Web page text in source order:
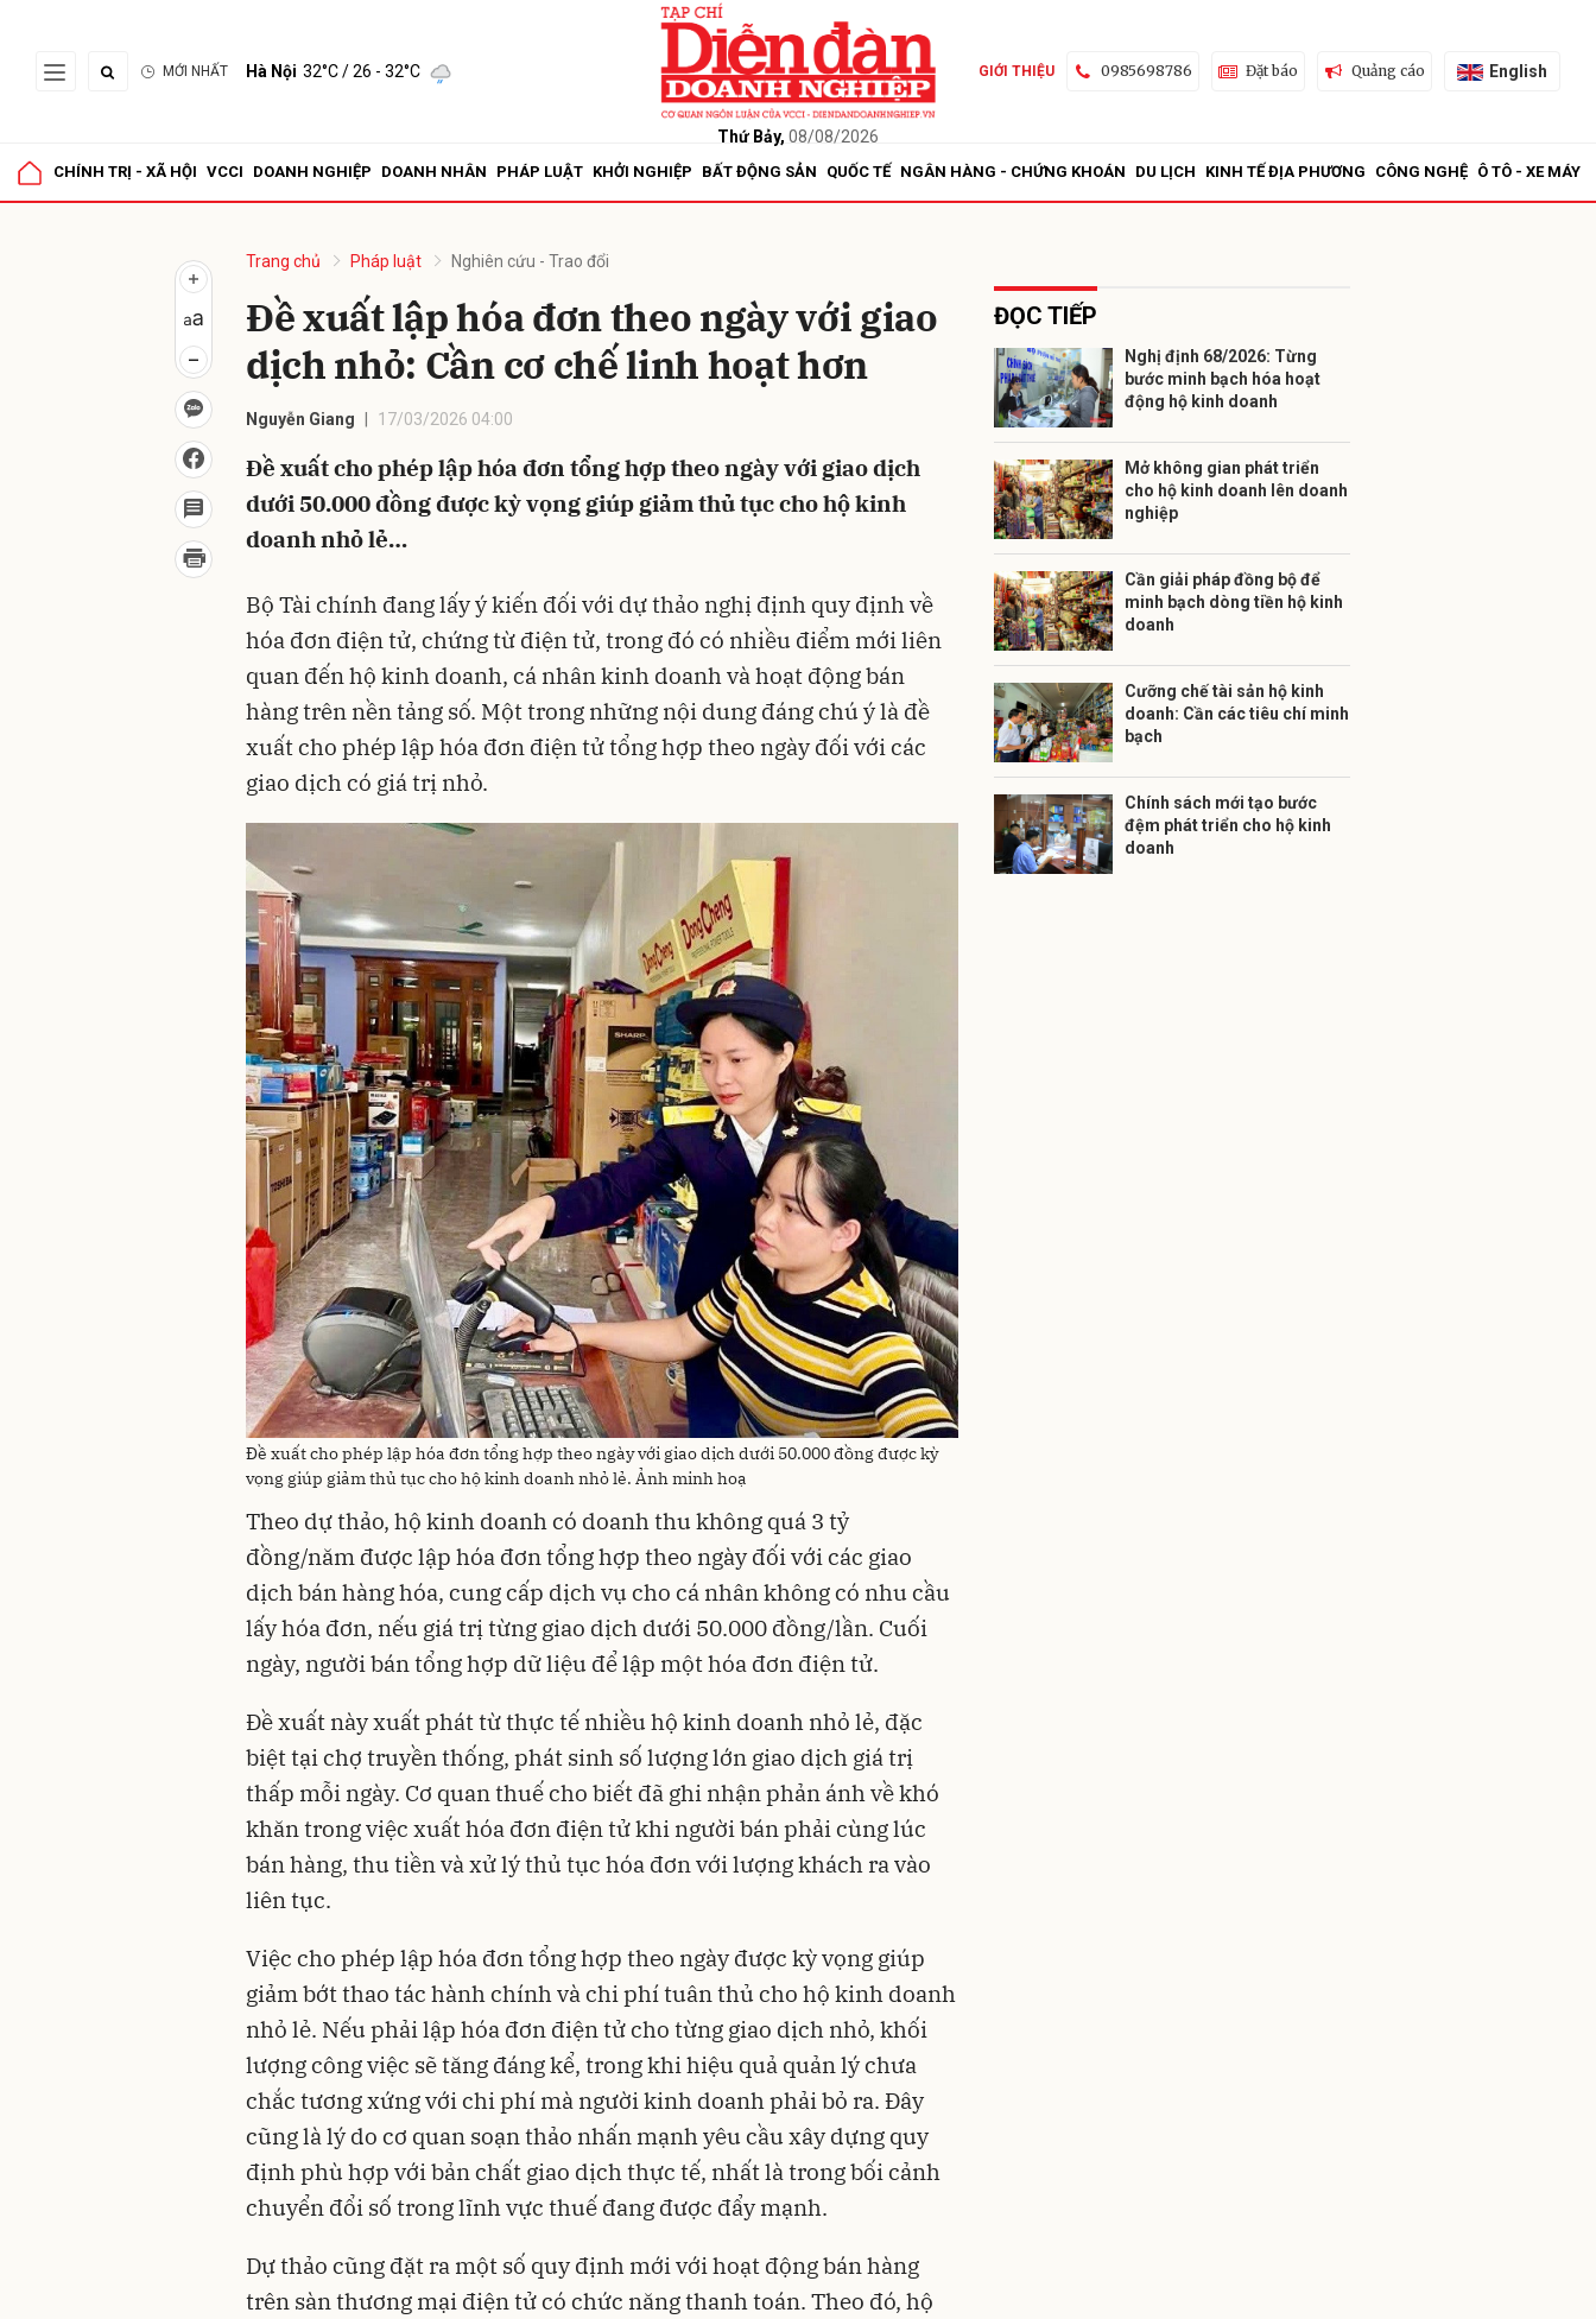
MỚI NHẤT Hà Nội 32°C/ 26 - 32°C
Thứ Bảy, 08/08/2026
GIỚI THIỆU 0985698786 Đặt báo Quảng cáo English
CHÍNH TRỊ - XÃ HỘI VCCI DOANH NGHIỆP DOANH NHÂN PHÁP LUẬT KHỞI NGHIỆP BẤT ĐỘNG SẢN QUỐC TẾ NGÂN HÀNG - CHỨNG KHOÁN DU LỊCH KINH TẾ ĐỊA PHƯƠNG CÔNG NGHỆ Ô TÔ - XE MÁY
Trang chủ Pháp luật Nghiên cứu - Trao đổi
Đề xuất lập hóa đơn theo ngày với giao
dịch nhỏ: Cần cơ chế linh hoạt hơn
Nguyễn Giang 17/03/2026 04:00
Đề xuất cho phép lập hóa đơn tổng hợp theo ngày với giao dịch
dưới 50.000 đồng được kỳ vọng giúp giảm thủ tục cho hộ kinh
doanh nhỏ lẻ…
Bộ Tài chính đang lấy ý kiến đối với dự thảo nghị định quy định về
hóa đơn điện tử, chứng từ điện tử, trong đó có nhiều điểm mới liên
quan đến hộ kinh doanh, cá nhân kinh doanh và hoạt động bán
hàng trên nền tảng số. Một trong những nội dung đáng chú ý là đề
xuất cho phép lập hóa đơn điện tử tổng hợp theo ngày đối với các
giao dịch có giá trị nhỏ.
Đề xuất cho phép lập hóa đơn tổng hợp theo ngày với giao dịch dưới 50.000 đồng được kỳ
vọng giúp giảm thủ tục cho hộ kinh doanh nhỏ lẻ. Ảnh minh hoạ
Theo dự thảo, hộ kinh doanh có doanh thu không quá 3 tỷ
đồng/năm được lập hóa đơn tổng hợp theo ngày đối với các giao
dịch bán hàng hóa, cung cấp dịch vụ cho cá nhân không có nhu cầu
lấy hóa đơn, nếu giá trị từng giao dịch dưới 50.000 đồng/lần. Cuối
ngày, người bán tổng hợp dữ liệu để lập một hóa đơn điện tử.
Đề xuất này xuất phát từ thực tế nhiều hộ kinh doanh nhỏ lẻ, đặc
biệt tại chợ truyền thống, phát sinh số lượng lớn giao dịch giá trị
thấp mỗi ngày. Cơ quan thuế cho biết đã ghi nhận phản ánh về khó
khăn trong việc xuất hóa đơn điện tử khi người bán phải cùng lúc
bán hàng, thu tiền và xử lý thủ tục hóa đơn với lượng khách ra vào
liên tục.
Việc cho phép lập hóa đơn tổng hợp theo ngày được kỳ vọng giúp
giảm bớt thao tác hành chính và chi phí tuân thủ cho hộ kinh doanh
nhỏ lẻ. Nếu phải lập hóa đơn điện tử cho từng giao dịch nhỏ, khối
lượng công việc sẽ tăng đáng kể, trong khi hiệu quả quản lý chưa
chắc tương xứng với chi phí mà người kinh doanh phải bỏ ra. Đây
cũng là lý do cơ quan soạn thảo nhấn mạnh yêu cầu xây dựng quy
định phù hợp với bản chất giao dịch thực tế, nhất là trong bối cảnh
chuyển đổi số trong lĩnh vực thuế đang được đẩy mạnh.
Dự thảo cũng đặt ra một số quy định mới với hoạt động bán hàng
trên sàn thương mại điện tử có chức năng thanh toán. Theo đó, hộ
ĐỌC TIẾP
Nghị định 68/2026: Từng
bước minh bạch hóa hoạt
động hộ kinh doanh
Mở không gian phát triển
cho hộ kinh doanh lên doanh
nghiệp
Cần giải pháp đồng bộ để
minh bạch dòng tiền hộ kinh
doanh
Cưỡng chế tài sản hộ kinh
doanh: Cần các tiêu chí minh
bạch
Chính sách mới tạo bước
đệm phát triển cho hộ kinh
doanh
Gửi